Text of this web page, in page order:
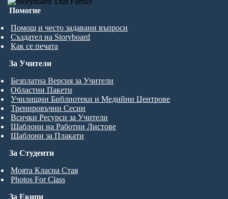
Помогне
Помощ и често задавани въпроси
Създател на Storyboard
Как се печата
За Студенти
Моята Класна Стая
Photos For Class
За Учители
Безплатна Версия за Учители
Областни Пакети
Училищни Библиотеки и Медийни Центрове
Тренировъчни Сесии
Всички Ресурси за Учители
Шаблони на Работни Листове
Шаблони за Плакати
За Екипи